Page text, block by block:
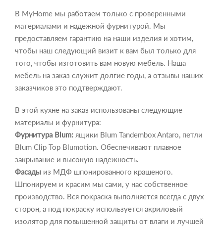
В MyHome мы работаем только с проверенными
материалами и надежной фурнитурой. Мы
предоставляем гарантию на наши изделия и хотим,
чтобы наш следующий визит к вам был только для
того, чтобы изготовить вам новую мебель. Наша
мебель на заказ служит долгие годы, а отзывы наших
заказчиков это подтверждают.
В этой кухне на заказ использованы следующие
материалы и фурнитура:
Фурнитура Blum: ящики Blum Tandembox Antaro, петли
Blum Clip Top Blumotion. Обеспечивают плавное
закрывание и высокую надежность.
Фасады из МДФ шпонированного крашеного.
Шпонируем и красим мы сами, у нас собственное
производство. Вся покраска выполняется всегда с двух
сторон, а под покраску используется акриловый
изолятор для повышенной защиты от влаги и лучшей